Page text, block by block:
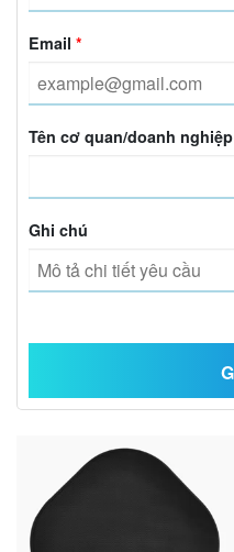
Email *
Tên cơ quan/doanh nghiệp
Ghi chú
RELATED PRODUCTS